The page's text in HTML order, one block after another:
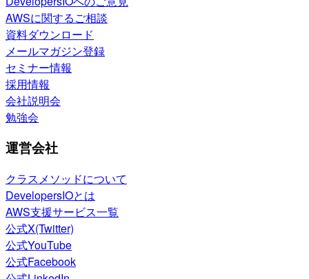
AWSに関するご相談
資料ダウンロード
メールマガジン登録
セミナー情報
採用情報
会社説明会
勉強会
運営会社
クラスメソッドについて
DevelopersIOとは
AWS支援サービス一覧
公式X(Twitter)
公式YouTube
公式Facebook